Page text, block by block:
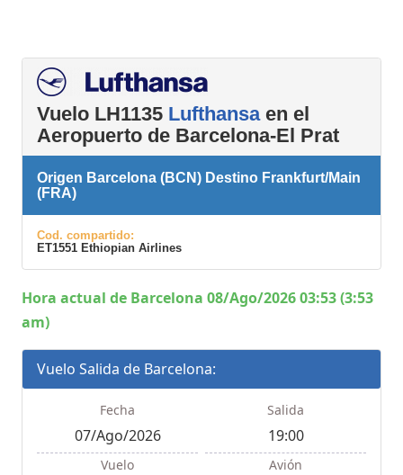
Vuelo LH1135 Lufthansaen el
Aeropuerto de Barcelona-El Prat
Origen Barcelona (BCN) Destino Frankfurt/Main
(FRA)
Cod. compartido:
ET1551 Ethiopian Airlines
Hora actual de Barcelona 08/Ago/2026 03:53 (3:53
am)
Vuelo Salida de Barcelona:
Fecha
07/Ago/2026
Salida
19:00
Vuelo Avión